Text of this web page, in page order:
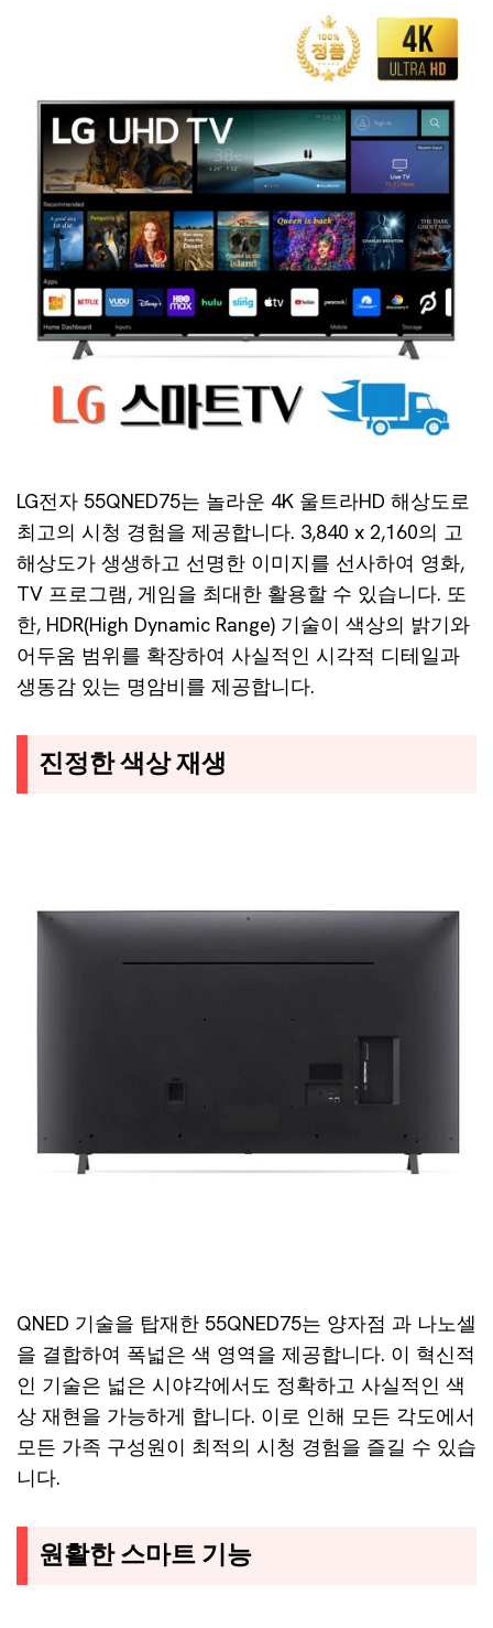
LG전자 55QNED75는 놀라운 4K 울트라HD 해상도로
최고의 시청 경험을 제공합니다. 3,840 x 2,160의 고
해상도가 생생하고 선명한 이미지를 선사하여 영화,
TV 프로그램, 게임을 최대한 활용할 수 있습니다. 또
한, HDR(High Dynamic Range) 기술이 색상의 밝기와
어두움 범위를 확장하여 사실적인 시각적 디테일과
생동감 있는 명암비를 제공합니다.
진정한 색상 재생
QNED 기술을 탑재한 55QNED75는 양자점 과 나노셀
을 결합하여 폭넓은 색 영역을 제공합니다. 이 혁신적
인 기술은 넓은 시야각에서도 정확하고 사실적인 색
상 재현을 가능하게 합니다. 이로 인해 모든 각도에서
모든 가족 구성원이 최적의 시청 경험을 즐길 수 있습
니다.
원활한 스마트 기능